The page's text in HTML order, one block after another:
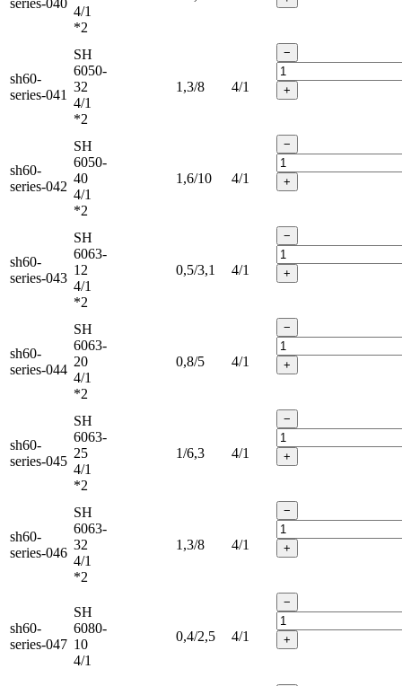
4/1
*2
sh60-
series-041
SH
6050-
32
4/1
*2
1,3/8 4/1
−
+
sh60-
series-042
SH
6050-
40
4/1
*2
1,6/10 4/1
−
+
sh60-
series-043
SH
6063-
12
4/1
*2
0,5/3,1 4/1
−
+
sh60-
series-044
SH
6063-
20
4/1
*2
0,8/5 4/1
−
+
sh60-
series-045
SH
6063-
25
4/1
*2
1/6,3 4/1
−
+
sh60-
series-046
SH
6063-
32
4/1
*2
1,3/8 4/1
−
+
sh60-
series-047
SH
6080-
10
4/1
0,4/2,5 4/1
−
+